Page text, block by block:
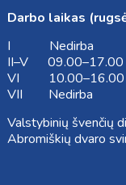
Darbo laikas
I Nedirba
II–V 09.00–17.00
VI 10.00–16.00
VII Nedirba
Valstybinių švenčių
Abromiškių dvaro